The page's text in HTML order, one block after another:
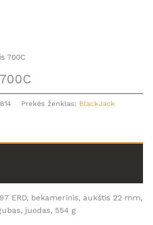
700C
814 Prekės ženklas: BlackJack
ERD, bekamerinis, aukštis 22 mm,
juodas, 554 g